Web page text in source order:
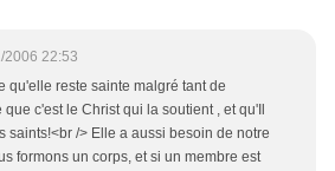
2006 22:53
qu'elle reste sainte malgré tant de
c'est le Christ qui la soutient , et qu'Il
saints!<br /> Elle a aussi besoin de notre
formons un corps, et si un membre est